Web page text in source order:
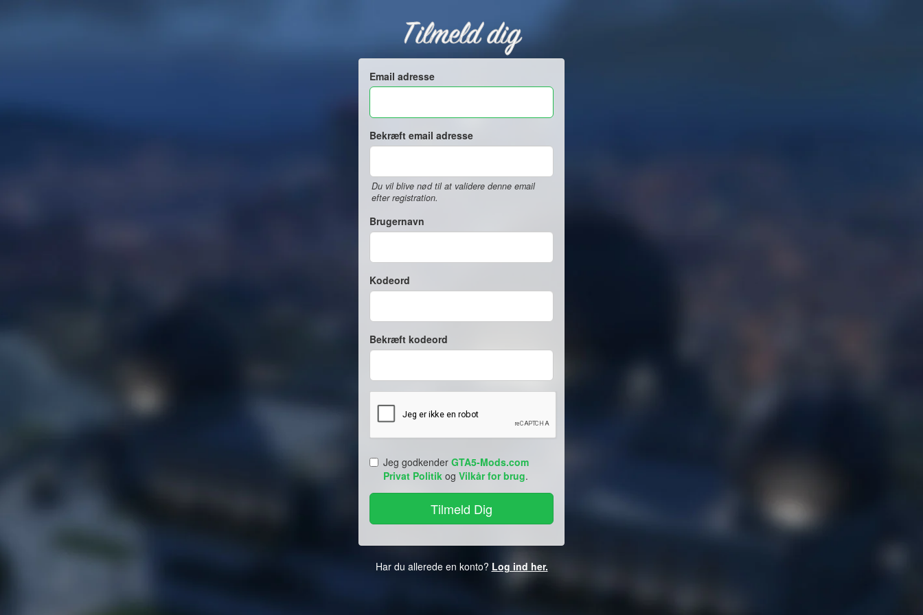
Tilmeld dig
Email adresse
Bekræft email adresse
Du vil blive nød til at validere denne email
efter registration.
Brugernavn
Kodeord
Bekræft kodeord
Jeg godkender GTA5-Mods.com
Privat Politik og Vilkår for brug.
Har du allerede en konto? Log ind her.